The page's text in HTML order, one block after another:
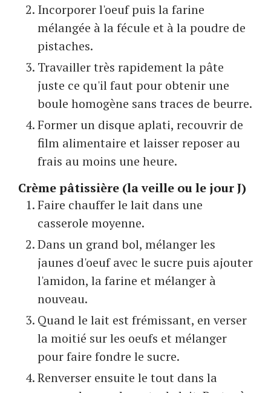
Incorporer l'oeuf puis la farine
mélangée à la fécule et à la poudre de
pistaches.
Travailler très rapidement la pâte
juste ce qu'il faut pour obtenir une
boule homogène sans traces de beurre.
Former un disque aplati, recouvrir de
film alimentaire et laisser reposer au
frais au moins une heure.
Crème pâtissière (la veille ou le jour J)
Faire chauffer le lait dans une
casserole moyenne.
Dans un grand bol, mélanger les
jaunes d'oeuf avec le sucre puis ajouter
l'amidon, la farine et mélanger à
nouveau.
Quand le lait est frémissant, en verser
la moitié sur les oeufs et mélanger
pour faire fondre le sucre.
Renverser ensuite le tout dans la